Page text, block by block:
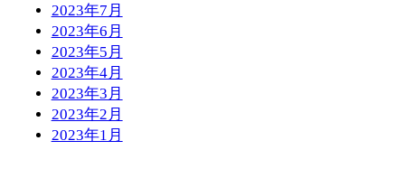
2023年7月
2023年6月
2023年5月
2023年4月
2023年3月
2023年2月
2023年1月